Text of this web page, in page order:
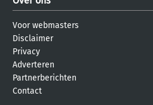
Voor webmasters
Disclaimer
Privacy
Adverteren
Partnerberichten
Contact